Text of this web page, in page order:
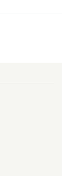
сторінка